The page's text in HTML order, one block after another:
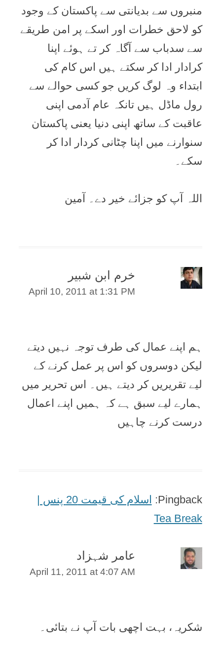
منبروں سے بدیانتی سے پاکستان کے وجود
کو لاحق خطرات اور اسکے پر امن طریقے
سے سدباب سے آگاہ کر تے ہوئے اپنا
کرادار ادا کر سکتے ہیں اس کام کی
ابتداء وہ لوگ کریں جو کسی حوالے سے
رول ماڈل ہیں تانکہ عام آدمی اپنی
عاقبت کے ساتھ اپنی دنیا یعنی پاکستان
سنوارنے میں اپنا چٹانی کردار ادا کر
سکے۔
اللہ آپ کو جزائے خیر دے۔ آمین
خرم ابن شبیر
April 10, 2011 at 1:31 PM
ہم اپنے عمال کی طرف توجہ نہیں دیتے
لیکن دوسروں کو اس پر عمل کرنے کے
لیے تقریریں کر دیتے ہیں۔ اس تحریر میں
ہمارے لیے سبق ہے کہ ہمیں اپنے اعمال
درست کرنے چاہیں
Pingback:
اسلام کی قیمت 20 پنس |
Tea Break
عامر شہزاد
April 11, 2011 at 4:07 AM
شکریہ، بہت اچھی بات آپ نے بتائی۔